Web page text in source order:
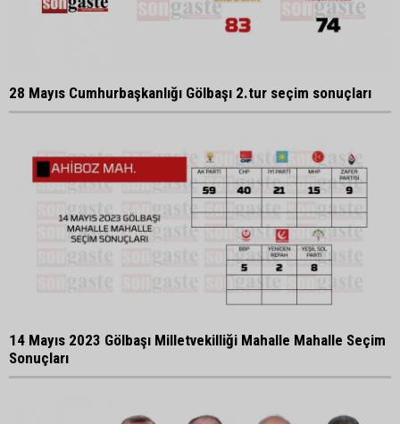
28 Mayıs Cumhurbaşkanlığı Gölbaşı 2.tur seçim sonuçları
14 Mayıs 2023 Gölbaşı Milletvekilliği Mahalle Mahalle Seçim
Sonuçları